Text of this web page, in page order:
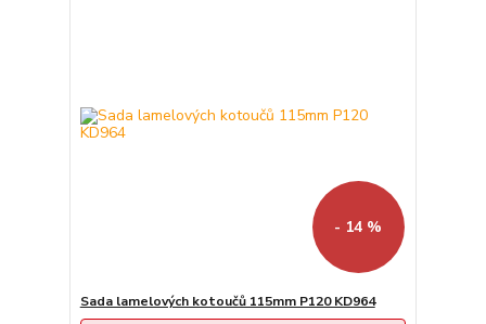
- 14 %
Sada lamelových kotoučů 115mm P120 KD964